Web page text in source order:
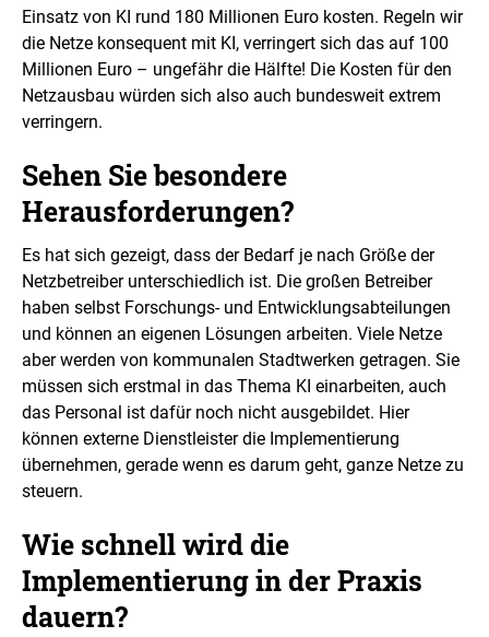
Einsatz von KI rund 180 Millionen Euro kosten. Regeln wir
die Netze konsequent mit KI, verringert sich das auf 100
Millionen Euro – ungefähr die Hälfte! Die Kosten für den
Netzausbau würden sich also auch bundesweit extrem
verringern.
Sehen Sie besondere
Herausforderungen?
Es hat sich gezeigt, dass der Bedarf je nach Größe der
Netzbetreiber unterschiedlich ist. Die großen Betreiber
haben selbst Forschungs- und Entwicklungsabteilungen
und können an eigenen Lösungen arbeiten. Viele Netze
aber werden von kommunalen Stadtwerken getragen. Sie
müssen sich erstmal in das Thema KI einarbeiten, auch
das Personal ist dafür noch nicht ausgebildet. Hier
können externe Dienstleister die Implementierung
übernehmen, gerade wenn es darum geht, ganze Netze zu
steuern.
Wie schnell wird die
Implementierung in der Praxis
dauern?